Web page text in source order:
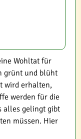
Wohltat für
grünt und blüht
wird erhalten,
werden für die
alles gelingt gibt
müssen. Hier